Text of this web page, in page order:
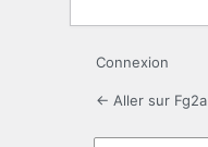
Connexion
← Aller sur Fg2a